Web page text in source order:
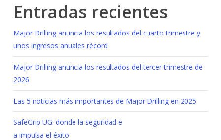
Entradas recientes
Major Drilling anuncia los resultados del cuarto trimestre y
unos ingresos anuales récord
Major Drilling anuncia los resultados del tercer trimestre de
2026
Las 5 noticias más importantes de Major Drilling en 2025
SafeGrip UG: donde la seguridad e
a impulsa el éxito